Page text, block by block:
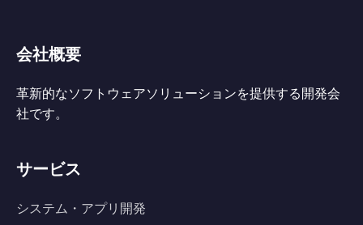
会社概要
革新的なソフトウェアソリューションを提供する開発会
社です。
サービス
システム・アプリ開発